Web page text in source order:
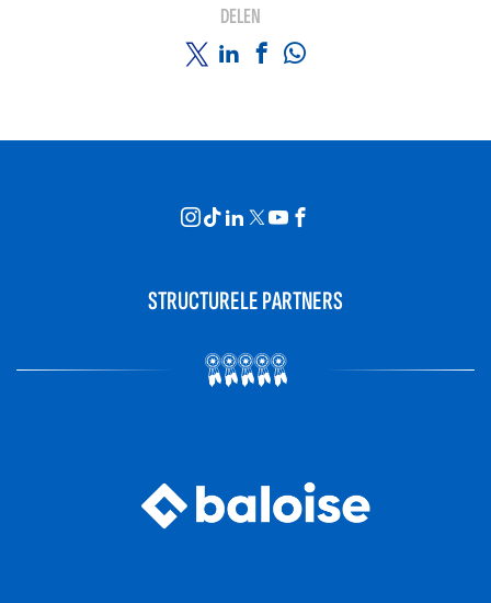
DELEN
STRUCTURELE PARTNERS